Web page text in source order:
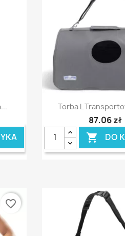
Szybki
Torba L
87,06 zł
 DO
favorite_border